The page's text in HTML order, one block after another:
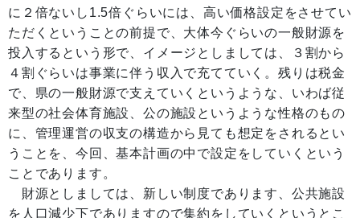
に２倍ないし1.5倍ぐらいには、高い価格設定をさせてい
ただくということの前提で、大体今ぐらいの一般財源を
投入するという形で、イメージとしましては、３割から
４割ぐらいは事業に伴う収入で充てていく。残りは税金
で、県の一般財源で支えていくというような、いわば従
来型の社会体育施設、公の施設というような性格のもの
に、管理運営の収支の構造から見ても想定をされるとい
うことを、今回、基本計画の中で設定をしていくという
ことであります。
財源としましては、新しい制度であります、公共施設
を人口減少下でありますので集約をしていくというとこ